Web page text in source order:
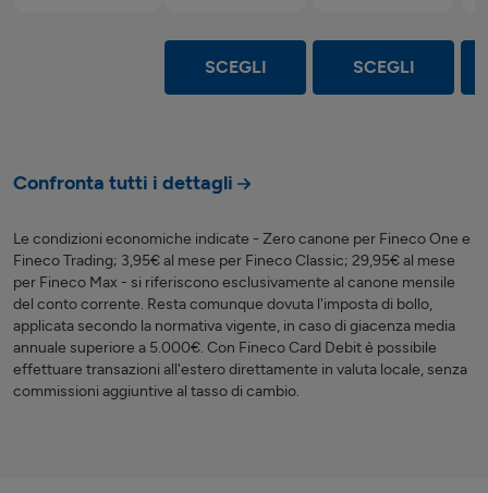
SCEGLI SCEGLI
Confronta tutti i dettagli
Le condizioni economiche indicate - Zero canone per Fineco One e
Fineco Trading; 3,95€ al mese per Fineco Classic; 29,95€ al mese
per Fineco Max - si riferiscono esclusivamente al canone mensile
del conto corrente. Resta comunque dovuta l'imposta di bollo,
applicata secondo la normativa vigente, in caso di giacenza media
annuale superiore a 5.000€. Con Fineco Card Debit è possibile
effettuare transazioni all'estero direttamente in valuta locale, senza
commissioni aggiuntive al tasso di cambio.